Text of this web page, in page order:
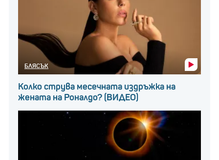
БЛЯСЪК
Колко струва месечната издръжка на
жената на Роналдо? (ВИДЕО)